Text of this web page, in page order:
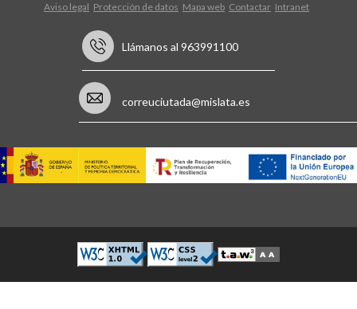
Aviso legal Protección de datos Mapa web Contactar Intranet
Llámanos al 963991100
correuciutada@mislata.es